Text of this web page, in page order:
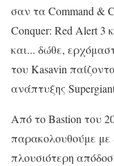
σαν τα Command &
Conquer: Red Alert 3
και... δώθε,
του Kasavin
ανάπτυξης
Από το Bastion του
παρακολουθούμε με
πλουσιότερη